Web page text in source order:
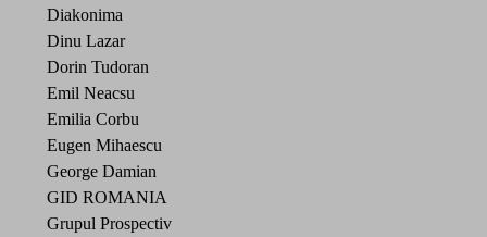
Diakonima
Dinu Lazar
Dorin Tudoran
Emil Neacsu
Emilia Corbu
Eugen Mihaescu
George Damian
GID ROMANIA
Grupul Prospectiv